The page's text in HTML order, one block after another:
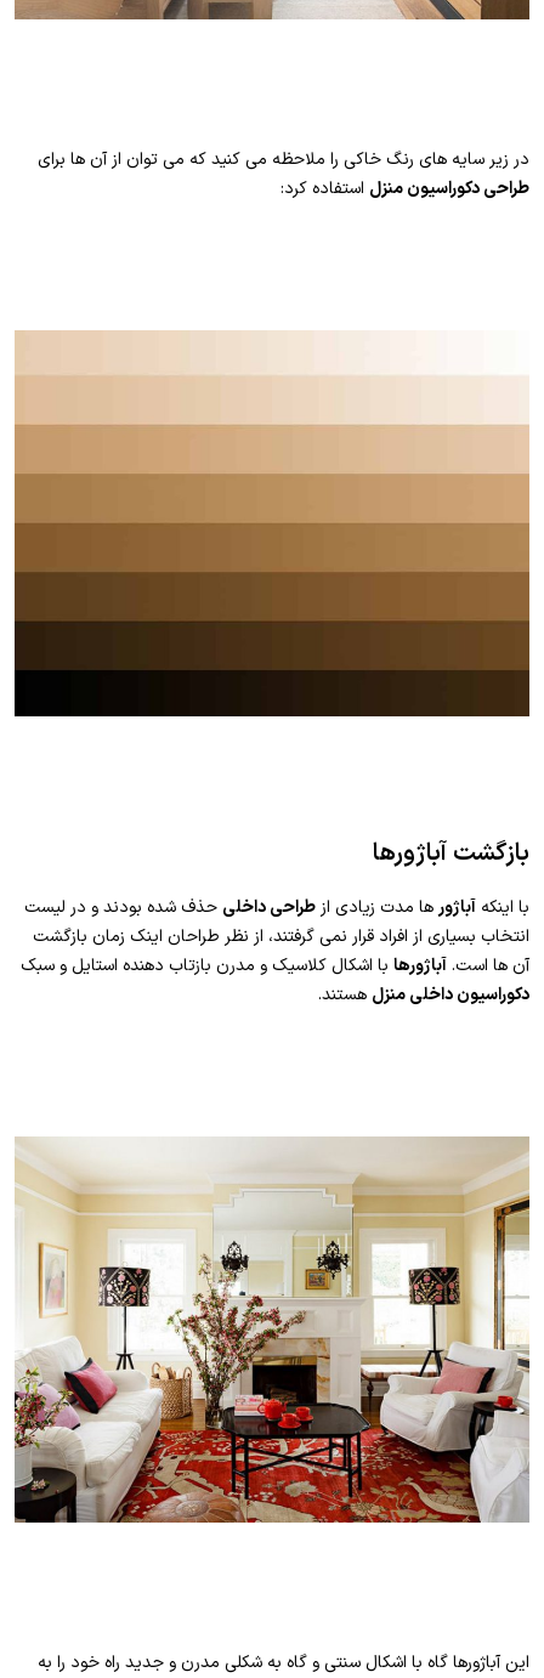
در زیر سایه های رنگ خاکی را ملاحظه می کنید که می توان از آن ها برای
طراحی دکوراسیون منزل استفاده کرد:
بازگشت آباژورها
با اینکه آباژورها مدت زیادی از طراحی داخلی حذف شده بودند و در لیست
انتخاب بسیاری از افراد قرار نمی گرفتند، از نظر طراحان اینک زمان بازگشت
آن ها است.آباژورها با اشکال کلاسیک و مدرن بازتاب دهنده استایل و سبک
دکوراسیون داخلی منزل هستند.
این آباژورها گاه با اشکال سنتی و گاه به شکلی مدرن و جدید راه خود را به